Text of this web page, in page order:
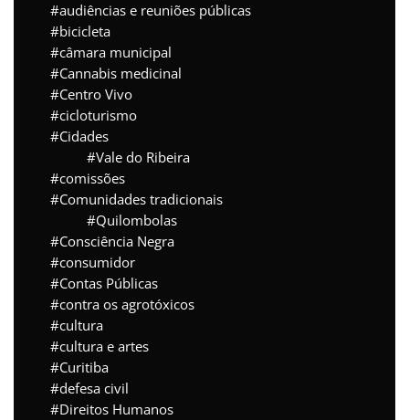
audiências e reuniões públicas
bicicleta
câmara municipal
Cannabis medicinal
Centro Vivo
cicloturismo
Cidades
Vale do Ribeira
comissões
Comunidades tradicionais
Quilombolas
Consciência Negra
consumidor
Contas Públicas
contra os agrotóxicos
cultura
cultura e artes
Curitiba
defesa civil
Direitos Humanos